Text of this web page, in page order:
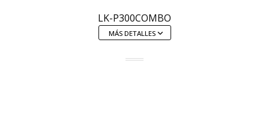
LK-P300COMBO
MÁS DETALLES